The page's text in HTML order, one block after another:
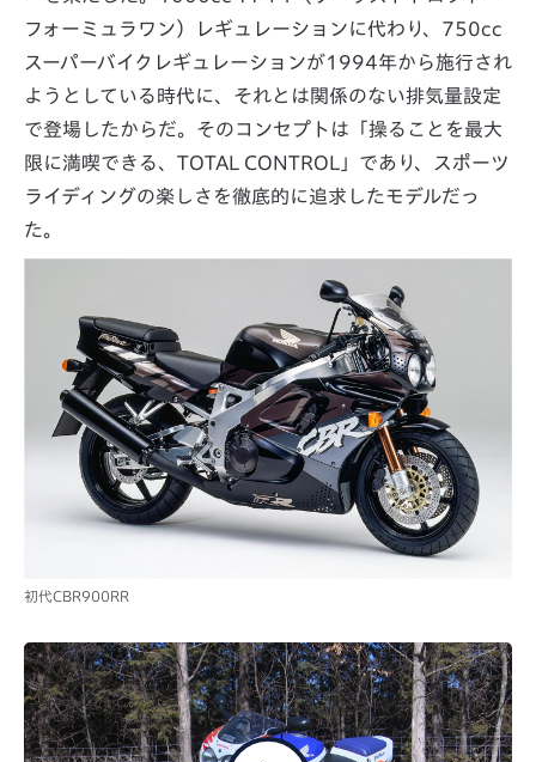
フォーミュラワン）レギュレーションに代わり、750cc
スーパーバイクレギュレーションが1994年から施行され
ようとしている時代に、それとは関係のない排気量設定
で登場したからだ。そのコンセプトは「操ることを最大
限に満喫できる、TOTAL CONTROL」であり、スポーツ
ライディングの楽しさを徹底的に追求したモデルだっ
た。
初代CBR900RR